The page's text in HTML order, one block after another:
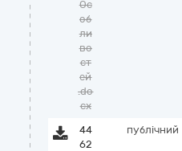
Ос
об
ли
во
ст
ей
.do
cx
44
62
публічний